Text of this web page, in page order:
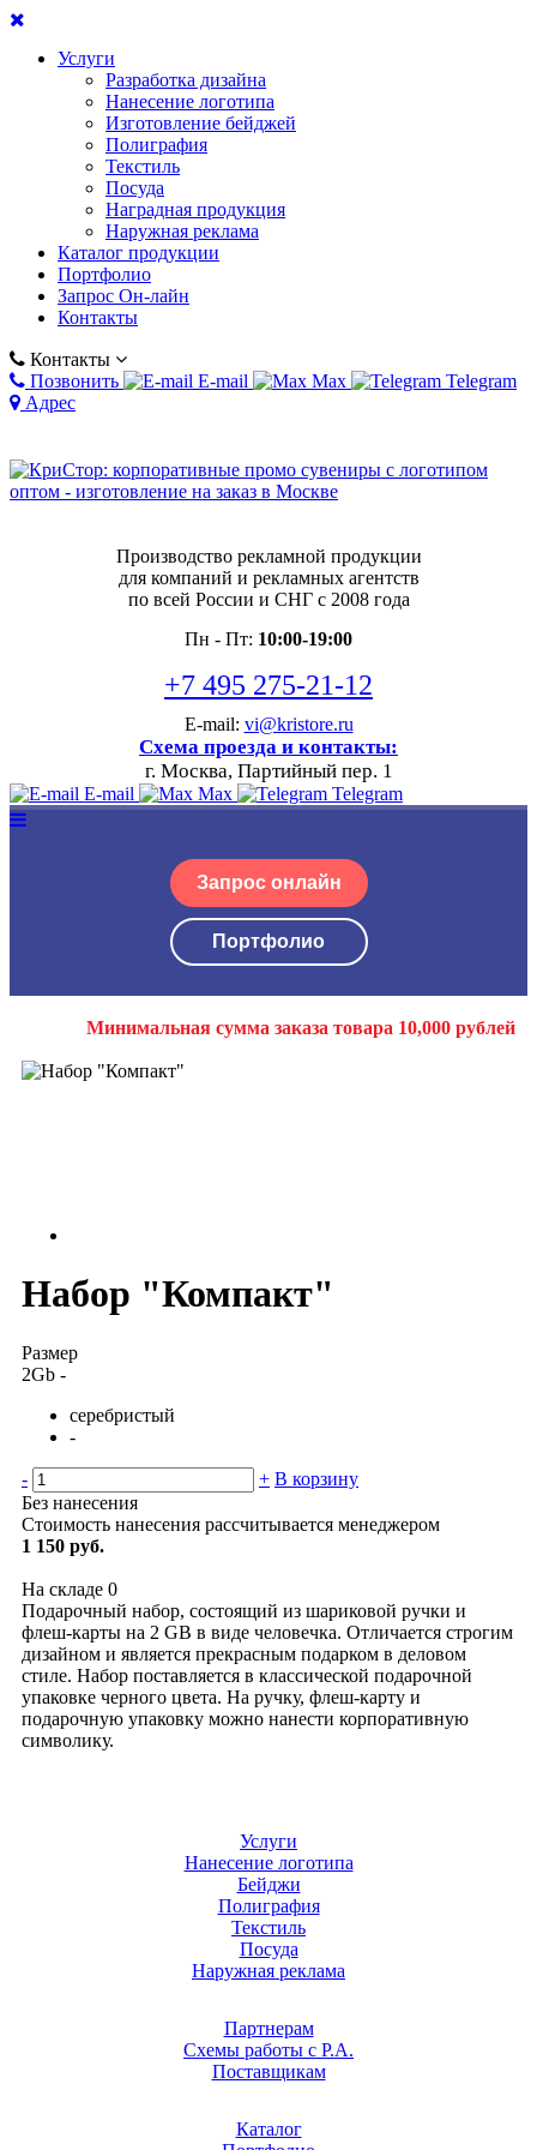
Услуги
Разработка дизайна
Нанесение логотипа
Изготовление бейджей
Полиграфия
Текстиль
Посуда
Наградная продукция
Наружная реклама
Каталог продукции
Портфолио
Запрос Он-лайн
Контакты
Контакты
Позвонить
E-mail Max
Telegram
Адрес
Производство рекламной продукции
для компаний и рекламных агентств
по всей России и СНГ с 2008 года
Пн - Пт: 10:00-19:00
+7 495 275-21-12
E-mail: vi@kristore.ru
Схема проезда и контакты:
г. Москва, Партийный пер. 1
E-mail Max Telegram
Запрос онлайн
Портфолио
Минимальная сумма заказа товара 10,000 рублей
Набор "Компакт"
Размер
2Gb -
серебристый
-
- + В корзину
Без нанесения
Стоимость нанесения рассчитывается менеджером
1 150 руб.
На складе 0
Подарочный набор, состоящий из шариковой ручки и
флеш-карты на 2 GB в виде человечка. Отличается строгим
дизайном и является прекрасным подарком в деловом
стиле. Набор поставляется в классической подарочной
упаковке черного цвета. На ручку, флеш-карту и
подарочную упаковку можно нанести корпоративную
символику.
Услуги
Нанесение логотипа
Бейджи
Полиграфия
Текстиль
Посуда
Наружная реклама
Партнерам
Схемы работы с Р.А.
Поставщикам
Каталог